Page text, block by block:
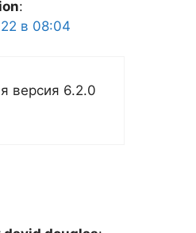
:
в 08:04
версия 6.2.0